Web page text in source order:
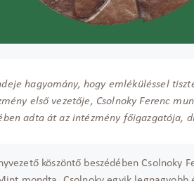
hagyomány, hogy emléküléssel
első vezetője, Csolnoky Ferenc
adta át az intézmény főigazgatója,
köszöntő beszédében Csolnoky